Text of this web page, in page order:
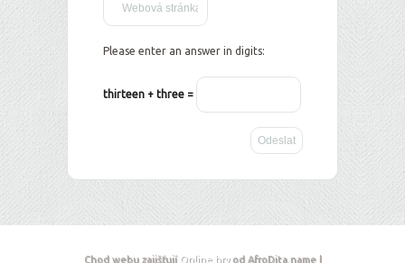
Please enter an answer in digits:
thirteen + three =
Chod webu zajišťují Online hryod AfroDita.name |